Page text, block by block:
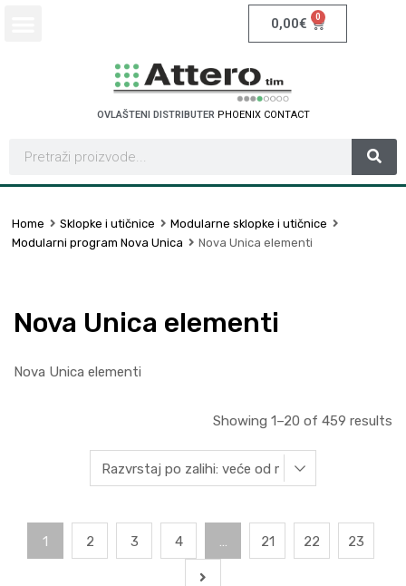
0,00€ 0
OVLAŠTENI DISTRIBUTER PHOENIX CONTACT
Home Sklopke i utičnice
Modularne sklopke i utičnice
Modularni program Nova Unica
Nova Unica elementi
Nova Unica elementi
Nova Unica elementi
Showing 1–20 of 459 results
1 2 3 4 … 21 22 23